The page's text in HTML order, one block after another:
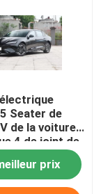
Seater de
de la voiture
4 de joint de
prix